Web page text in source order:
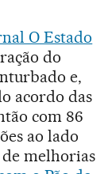
O Estado
do
e,
acordo das
com 86
ao lado
melhorias